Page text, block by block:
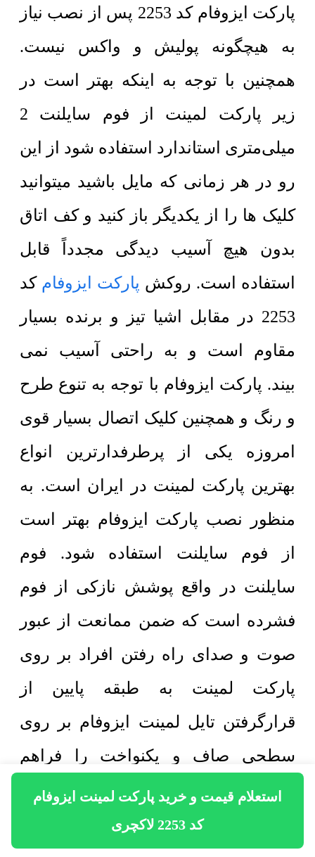
استعلام قیمت و خرید پارکت لمینت ایزوفام
کد 2253 لاکچری
پارکت ایزوفام کد 2253 پس از نصب نیاز
به هیچگونه پولیش و واکس نیست.
همچنین با توجه به اینکه بهتر است در
زیر پارکت لمینت از فوم سایلنت 2
میلی‌متری استاندارد استفاده شود از این
رو در هر زمانی که مایل باشید میتوانید
کلیک ها را از یکدیگر باز کنید و کف اتاق
بدون هیچ آسیب دیدگی مجدداً قابل
استفاده است. روکش پارکت ایزوفام کد
2253 در مقابل اشیا تیز و برنده بسیار
مقاوم است و به راحتی آسیب نمی
بیند. پارکت ایزوفام با توجه به تنوع طرح
و رنگ و همچنین کلیک اتصال بسیار قوی
امروزه یکی از پرطرفدارترین انواع
بهترین پارکت لمینت در ایران است. به
منظور نصب پارکت ایزوفام بهتر است
از فوم سایلنت استفاده شود. فوم
سایلنت در واقع پوشش نازکی از فوم
فشرده است که ضمن ممانعت از عبور
صوت و صدای راه رفتن افراد بر روی
پارکت لمینت به طبقه پایین از
قرارگرفتن تایل لمینت ایزوفام بر روی
سطحی صاف و یکنواخت را فراهم
میلی‌متر تا 2 میلی‌متر موجود است و